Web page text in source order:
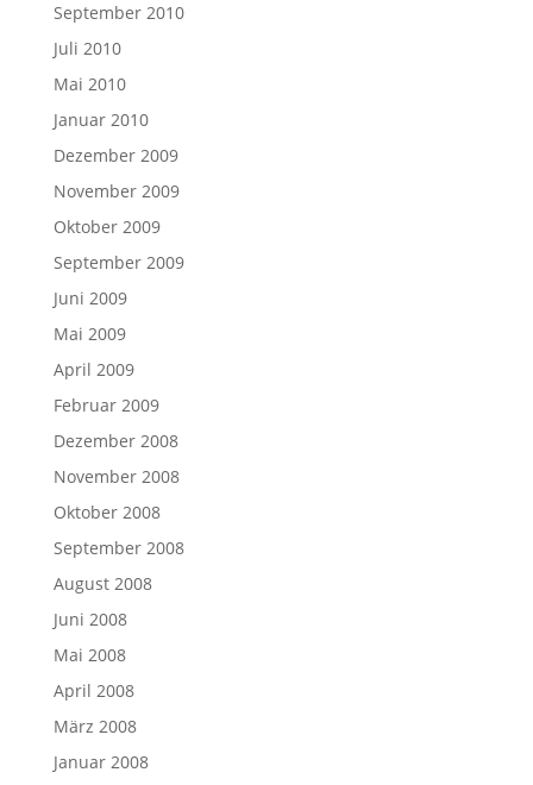
September 2010
Juli 2010
Mai 2010
Januar 2010
Dezember 2009
November 2009
Oktober 2009
September 2009
Juni 2009
Mai 2009
April 2009
Februar 2009
Dezember 2008
November 2008
Oktober 2008
September 2008
August 2008
Juni 2008
Mai 2008
April 2008
März 2008
Januar 2008